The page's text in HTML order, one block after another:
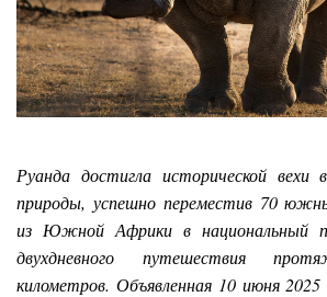
Руанда достигла исторической вехи
природы, успешно переместив 70
из Южной Африки в национальный
двухдневного путешествия
километров. Объявленная 10 июня